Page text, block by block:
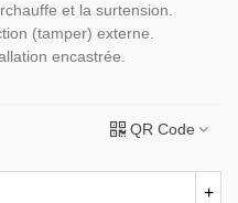
et la surtension.
(tamper) externe.
encastrée.
QR Code
+